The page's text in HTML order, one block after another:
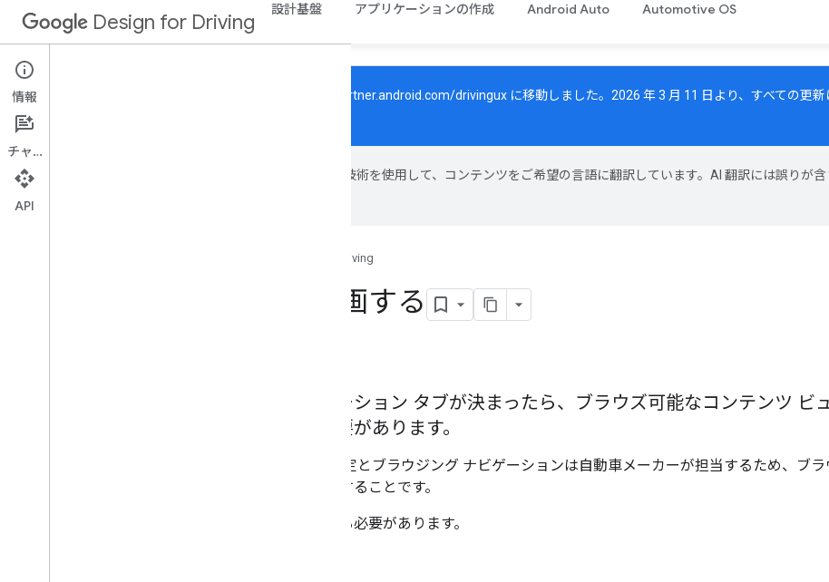
Design for Driving
設計基盤 アプリケーションの作成 Android Auto Automotive OS
docs.partner.android.com/drivingux に移動しました。2026 年 3 月 11 日より、すべての更
Google は AI 技術を使用して、コンテンツをご希望の言語に翻訳しています。AI 翻訳には誤りが含
Design for Driving
閲覧ビューを計画する
アプリの最上位のナビゲーション タブが決まったら、ブラウズ可能なコンテンツ ビ
いくつかの決定を行う必要があります。
コンテンツ ビューのスタイル設定とブラウジング ナビゲーションは自動車メーカーが担当するため、ブ
スクは、各ビューの内容を計画することです。
具体的には、次のことを決定する必要があります。
情報
チャット
API